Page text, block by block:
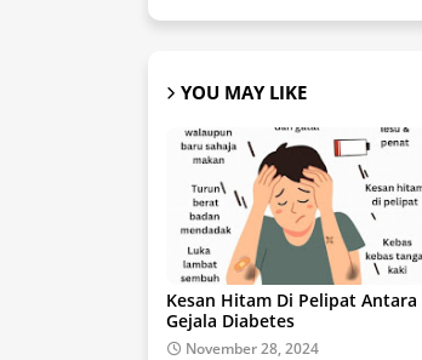
YOU MAY LIKE
Kesan Hitam Di Pelipat Antara
Gejala Diabetes
November 28, 2024